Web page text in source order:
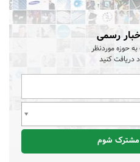
رسمی
به حوزه موردنظر
دریافت کنید
شوم